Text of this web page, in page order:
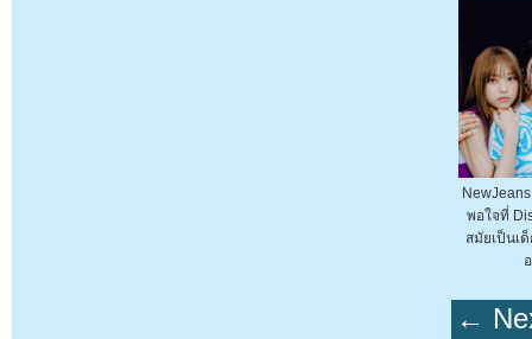
พอใจที่
สมัยเป็นเ
←